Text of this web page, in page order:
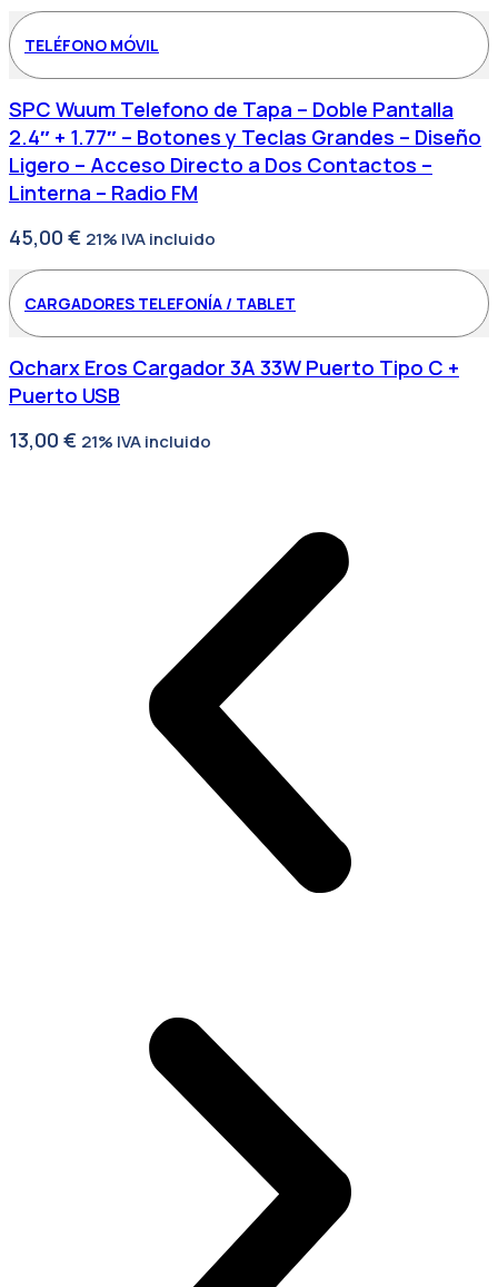
TELÉFONO MÓVIL
SPC Wuum Telefono de Tapa – Doble Pantalla
2.4″ + 1.77″ – Botones y Teclas Grandes – Diseño
Ligero – Acceso Directo a Dos Contactos –
Linterna – Radio FM
45,00 € 21% IVA incluido
CARGADORES TELEFONÍA / TABLET
Qcharx Eros Cargador 3A 33W Puerto Tipo C +
Puerto USB
13,00 € 21% IVA incluido